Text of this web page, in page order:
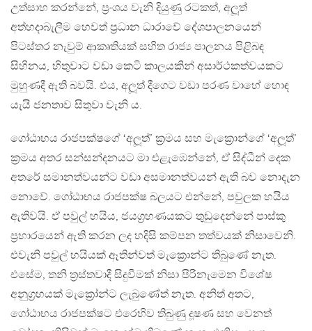
උත්සාහ කරන්නේ, ප්‍රංශය වැනි දියුණු රටකත්, අලූත්
අත්හදාබැලීම හෙවත් ප්‍රධාන ධාරාවේ දේශපාලනයෙන්
පිටස්තර නැවුම් ආකෘතියක් සහිත රාජ්‍ය පාලනය පිළිබඳ
සිහිනය, හිතුවාට වඩා කෙටි කාලයකින් අසාර්ථකත්වයකට
මුහුණදී ඇති බවයි. එය, අලූත් දීගෙට වඩා පරණ වාහේ හොඳ
යැයි ජනතාව සිතුවා වැනි ය.
ගෝඨාභය රාජපක්ෂගේ ‘අලූත්’ ක්‍රමය සහ මැක්‍රොන්ගේ ‘අලූත්’
ක්‍රමය අතර සන්සන්දනයට මා එළැඹෙන්නේ, ඒ සිද්ධීන් දෙක
අතරේ සමානත්වයන්ට වඩා අසමානත්වයන් ඇති බව නොදැන
නොවේ. ගෝඨාභය රාජපක්ෂ බලයට එන්නේ, පවුලක හයිය
ඇතිවයි. ඒ පවුල් හයිය, ජයග්‍රහණයකට තුඩුදෙන්නේ පාස්කු
ප්‍රහාරයෙන් ඇති කරන ලද හදිසි කම්පන තත්වයක් නිසාවෙනි.
එවැනි පවුල් හයියක් ඈතින්වත් මැක්‍රොන්ට තිබුණේ නැත.
එසේම, තනි ත්‍රස්තවාදී සිදුවීමක් නිසා පිරිනැමෙන විශේෂ
අනුග්‍රහයක් මැක්‍රෝන්ට ලැබුණේත් නැත. අනිත් අතට,
ගෝඨාභය රාජපක්ෂට එරෙහිව තිබුණු දූෂණ සහ වෙනත්